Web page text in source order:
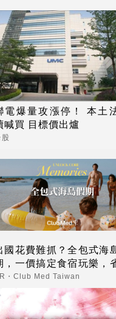
電爆量攻漲停！ 本土
喊買 目標價出爐
股
國花費難抓？全包式海
，一價搞定食宿玩樂，
省心！
・Club Med Taiwan